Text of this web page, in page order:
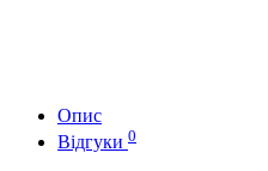
Опис
Відгуки 0